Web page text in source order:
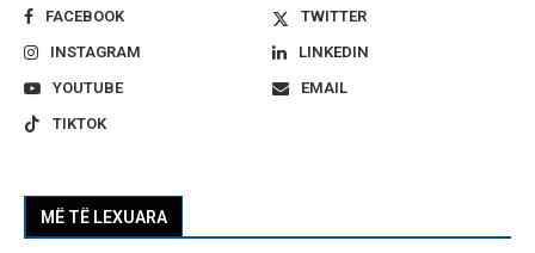
FACEBOOK
TWITTER
INSTAGRAM
LINKEDIN
YOUTUBE
EMAIL
TIKTOK
MË TË LEXUARA